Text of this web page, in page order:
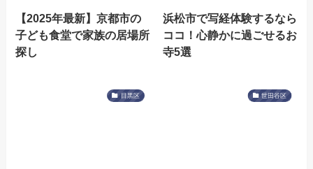
【2025年最新】京都市の
子ども食堂で家族の居場所
探し
浜松市で写経体験するなら
ココ！心静かに過ごせるお
寺5選
目黒区 世田谷区